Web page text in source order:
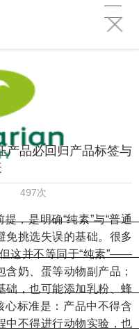
产品必回归产品标签与
497次
是明确“纯素”与“普通
免挑选失误的基础。很多
但这并不等同于“纯素”——
奶、蛋等动物副产品；
础，也可能添加乳粉、蜂
心标准是：产品中不得含
中不得进行动物实验，也